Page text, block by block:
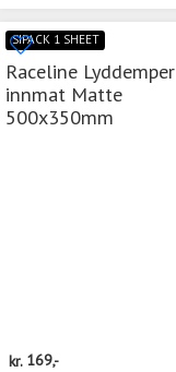
SIPACK 1 SHEET
Raceline Lyddemper
innmat Matte
500x350mm
kr. 169,-